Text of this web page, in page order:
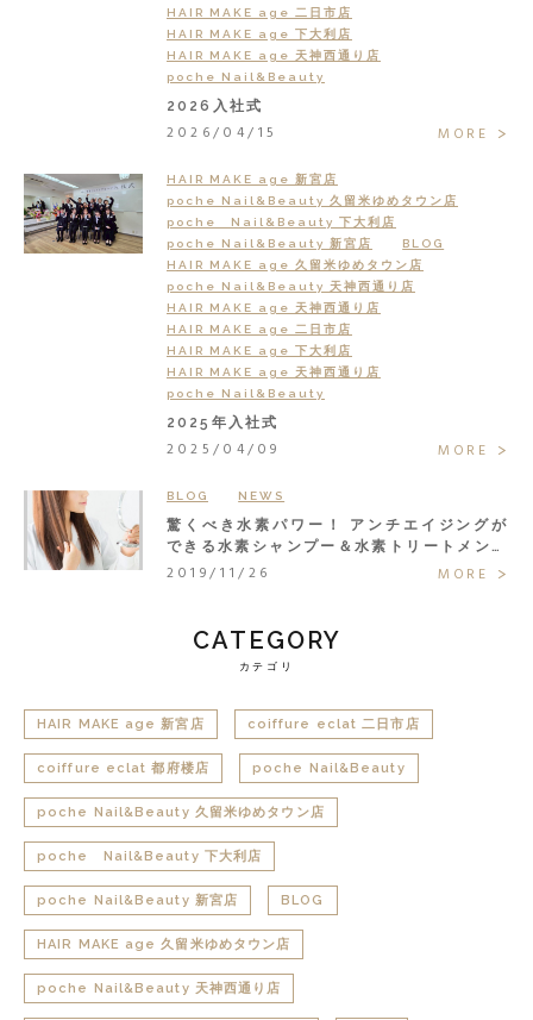
HAIR MAKE age 二日市店
HAIR MAKE age 下大利店
HAIR MAKE age 天神西通り店
poche Nail&Beauty
2026入社式
2026/04/15 MORE
HAIR MAKE age 新宮店
poche Nail&Beauty 久留米ゆめタウン店
poche Nail&Beauty 下大利店
poche Nail&Beauty 新宮店
BLOG
HAIR MAKE age 久留米ゆめタウン店
poche Nail&Beauty 天神西通り店
HAIR MAKE age 天神西通り店
HAIR MAKE age 二日市店
HAIR MAKE age 下大利店
HAIR MAKE age 天神西通り店
poche Nail&Beauty
2025年入社式
2025/04/09 MORE
BLOG NEWS
驚くべき水素パワー！ アンチエイジングが
できる水素シャンプー＆水素トリートメント
で大人の髪悩みまるごと解決◎
2019/11/26 MORE
CATEGORY
カテゴリ
HAIR MAKE age 新宮店 coiffure eclat 二日市店
coiffure eclat 都府楼店 poche Nail&Beauty
poche Nail&Beauty 久留米ゆめタウン店
poche Nail&Beauty 下大利店
poche Nail&Beauty 新宮店 BLOG
HAIR MAKE age 久留米ゆめタウン店
poche Nail&Beauty 天神西通り店